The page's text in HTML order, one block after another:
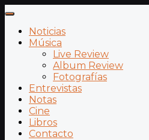
Noticias
Música
Live Review
Album Review
Fotografías
Entrevistas
Notas
Cine
Libros
Contacto